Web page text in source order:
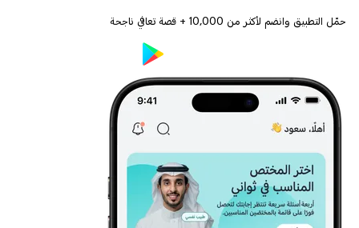
حمّل التطبيق وانضم لأكثر من 10,000 + قصة تعافي ناجحة